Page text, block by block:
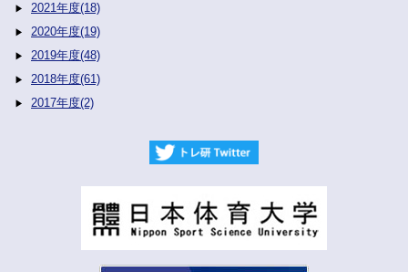
2021年度(18)
2020年度(19)
2019年度(48)
2018年度(61)
2017年度(2)